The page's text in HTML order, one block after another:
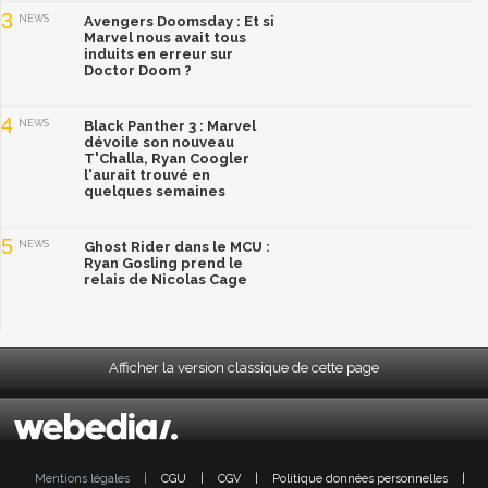
3 NEWS
Avengers Doomsday : Et si
Marvel nous avait tous
induits en erreur sur
Doctor Doom ?
4 NEWS
Black Panther 3 : Marvel
dévoile son nouveau
T'Challa, Ryan Coogler
l'aurait trouvé en
quelques semaines
5 NEWS
Ghost Rider dans le MCU :
Ryan Gosling prend le
relais de Nicolas Cage
Afficher la version classique de cette page
Mentions légales CGU CGV Politique données personnelles